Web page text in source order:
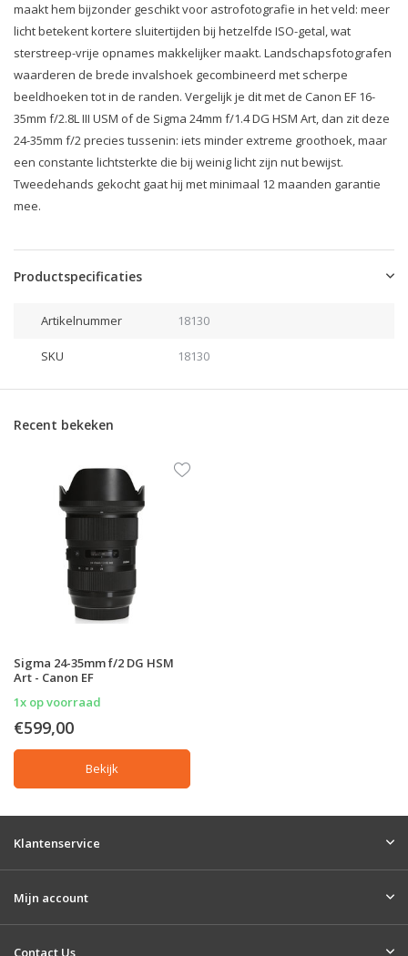
maakt hem bijzonder geschikt voor astrofotografie in het veld: meer
licht betekent kortere sluitertijden bij hetzelfde ISO-getal, wat
sterstreep-vrije opnames makkelijker maakt. Landschapsfotografen
waarderen de brede invalshoek gecombineerd met scherpe
beeldhoeken tot in de randen. Vergelijk je dit met de Canon EF 16-
35mm f/2.8L III USM of de Sigma 24mm f/1.4 DG HSM Art, dan zit deze
24-35mm f/2 precies tussenin: iets minder extreme groothoek, maar
een constante lichtsterkte die bij weinig licht zijn nut bewijst.
Tweedehands gekocht gaat hij met minimaal 12 maanden garantie
mee.
Productspecificaties
Artikelnummer 18130
SKU 18130
Recent bekeken
Sigma 24-35mm f/2 DG HSM
Art - Canon EF
1x op voorraad
€599,00
Bekijk
Klantenservice
Mijn account
Contact Us